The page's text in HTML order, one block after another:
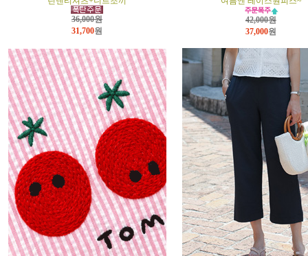
36,000원
31,700원
42,000원
37,000원